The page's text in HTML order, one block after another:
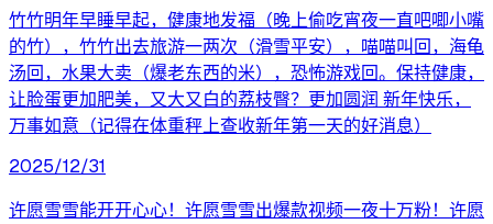
竹竹明年早睡早起，健康地发福（晚上偷吃宵夜一直吧唧小嘴
的竹），竹竹出去旅游一两次（滑雪平安），喵喵叫回，海龟
汤回，水果大卖（爆老东西的米），恐怖游戏回。保持健康，
让脸蛋更加肥美，又大又白的荔枝臀？更加圆润 新年快乐，
万事如意（记得在体重秤上查收新年第一天的好消息）
2025/12/31
许愿雪雪能开开心心！许愿雪雪出爆款视频一夜十万粉！许愿